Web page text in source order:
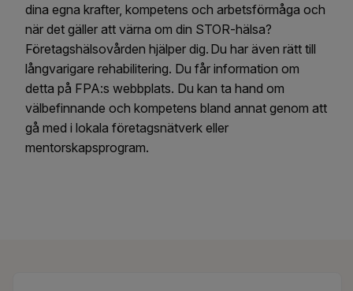
dina egna krafter, kompetens och arbetsförmåga och
när det gäller att värna om din STOR-hälsa?
Företagshälsovården hjälper dig. Du har även rätt till
långvarigare rehabilitering. Du får information om
detta på FPA:s webbplats. Du kan ta hand om
välbefinnande och kompetens bland annat genom att
gå med i lokala företagsnätverk eller
mentorskapsprogram.